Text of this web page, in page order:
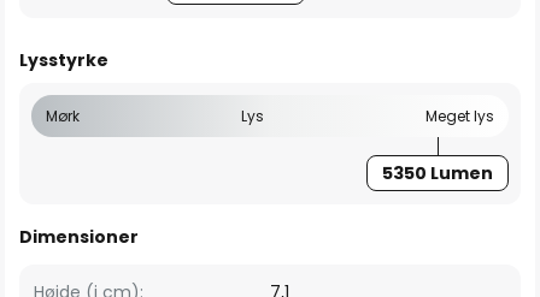
Lysstyrke
Mørk Lys Meget lys
5350 Lumen
Dimensioner
Højde (i cm): 7,1